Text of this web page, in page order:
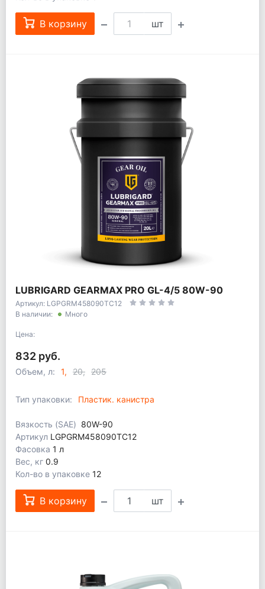
В корзину шт
LUBRIGARD GEARMAX PRO GL-4/5 80W-90
Артикул: LGPGRM458090TC12
В наличии:
Много
Цена:
832 руб.
Объем, л: 1 20 205
Тип упаковки: Пластик. канистра
Вязкость (SAE) 80W-90
Артикул LGPGRM458090TC12
Фасовка 1 л
Вес, кг 0.9
Кол-во в упаковке 12
В корзину шт